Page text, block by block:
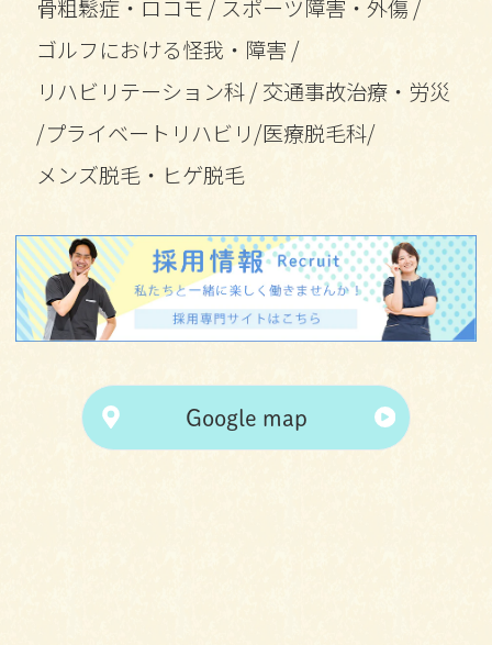
骨粗鬆症・ロコモ / スポーツ障害・外傷 /
ゴルフにおける怪我・障害 /
リハビリテーション科/交通事故治療・労災
/プライベートリハビリ/医療脱毛科/
メンズ脱毛・ヒゲ脱毛
Google map